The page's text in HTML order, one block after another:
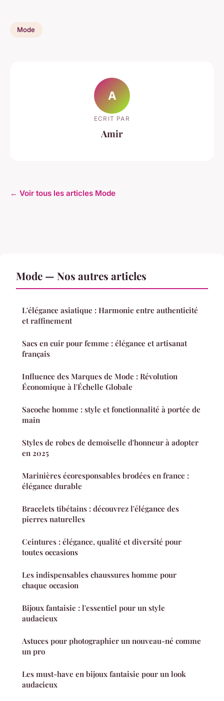
Mode
A
ECRIT PAR
Amir
← Voir tous les articles Mode
Mode — Nos autres articles
L'élégance asiatique : Harmonie entre authenticité
et raffinement
Sacs en cuir pour femme : élégance et artisanat
français
Influence des Marques de Mode : Révolution
Économique à l'Échelle Globale
Sacoche homme : style et fonctionnalité à portée de
main
Styles de robes de demoiselle d'honneur à adopter
en 2025
Marinières écoresponsables brodées en france :
élégance durable
Bracelets tibétains : découvrez l'élégance des
pierres naturelles
Ceintures : élégance, qualité et diversité pour
toutes occasions
Les indispensables chaussures homme pour
chaque occasion
Bijoux fantaisie : l'essentiel pour un style
audacieux
Astuces pour photographier un nouveau-né comme
un pro
Les must-have en bijoux fantaisie pour un look
audacieux